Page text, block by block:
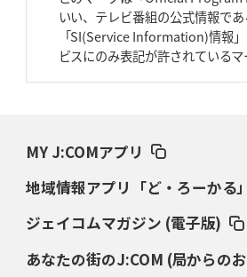
2026年3月26日(木)更新
AZ-COM丸和、リーグワンへ参入決定 「フィ
ダイナボアーズ、“逆輸入SO”三宅駿
「ニュ
2026年3月5日(木)更新
いい、テレビ番組の公式情報であ
「SI(Service Information)情報
ビスにのみ表記が許されているマ
MY J:COMアプリ
地域情報アプリ「ど・ろーかる」
ジェイコムマガジン (電子版)
あなたの街のJ:COM (局からの